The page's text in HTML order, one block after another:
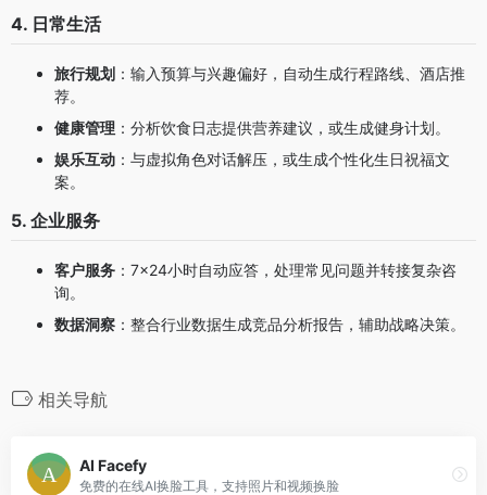
4. 日常生活
旅行规划 ：输入预算与兴趣偏好，自动生成行程路线、酒店推
荐。
健康管理 ：分析饮食日志提供营养建议，或生成健身计划。
娱乐互动 ：与虚拟角色对话解压，或生成个性化生日祝福文
案。
5. 企业服务
客户服务 ：7×24小时自动应答，处理常见问题并转接复杂咨
询。
数据洞察 ：整合行业数据生成竞品分析报告，辅助战略决策。
相关导航
AI Facefy
免费的在线AI换脸工具，支持照片和视频换脸